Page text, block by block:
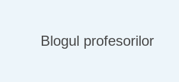
Blogul profesorilor